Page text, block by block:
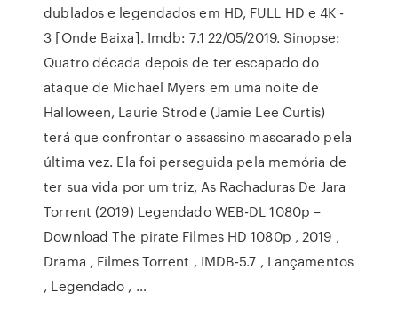
dublados e legendados em HD, FULL HD e 4K -
3 [Onde Baixa]. Imdb: 7.1 22/05/2019. Sinopse:
Quatro década depois de ter escapado do
ataque de Michael Myers em uma noite de
Halloween, Laurie Strode (Jamie Lee Curtis)
terá que confrontar o assassino mascarado pela
última vez. Ela foi perseguida pela memória de
ter sua vida por um triz, As Rachaduras De Jara
Torrent (2019) Legendado WEB-DL 1080p –
Download The pirate Filmes HD 1080p , 2019 ,
Drama , Filmes Torrent , IMDB-5.7 , Lançamentos
, Legendado , …